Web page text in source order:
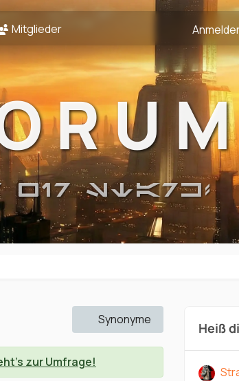
Mitglieder
WIR STARK!
Synonyme
zur Umfrage!
Heiß